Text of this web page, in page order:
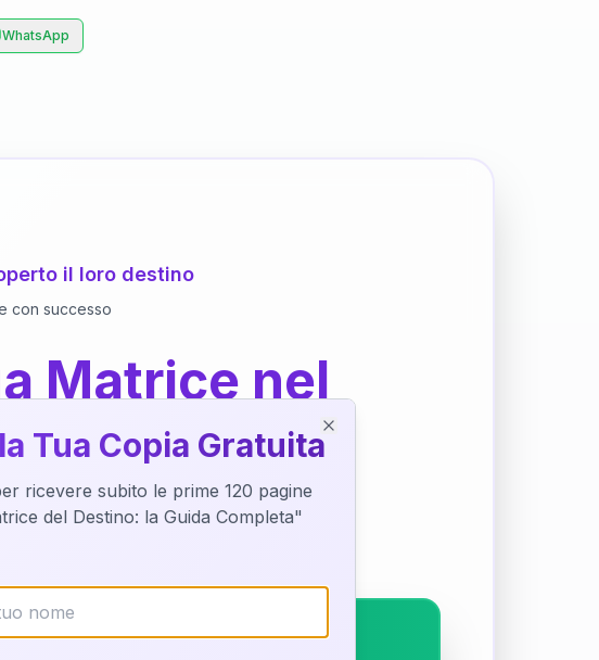
WhatsApp
il loro destino
con successo
Matrice nel
una nostra interpretazione
completo.
Tua Copia Gratuita
ricevere subito le prime 120 pagine
del Destino: la Guida Completa"